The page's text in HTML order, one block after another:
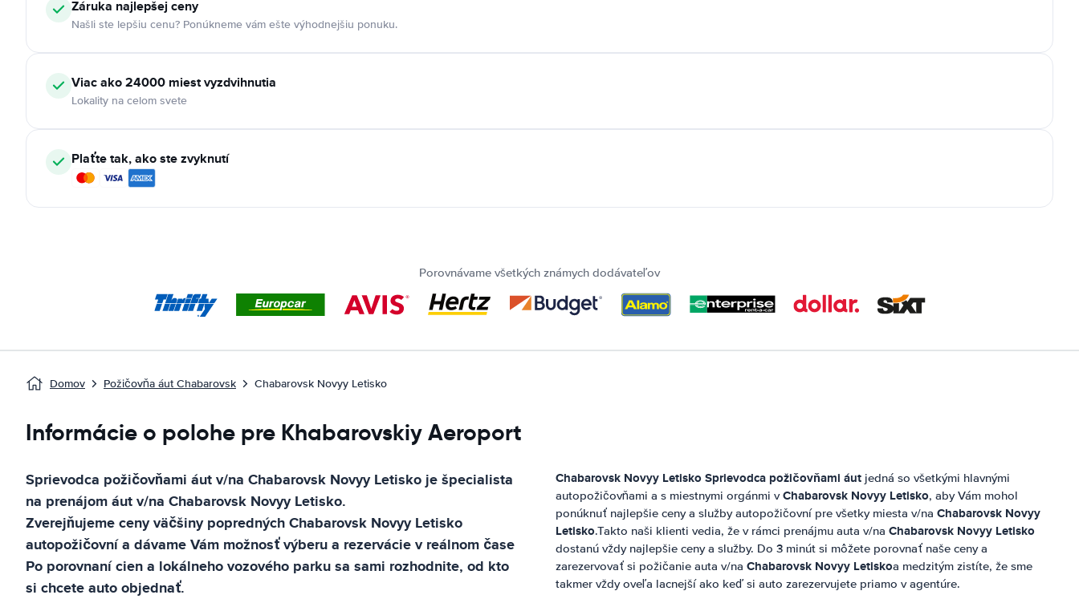
Záruka najlepšej ceny
Našli ste lepšiu cenu? Ponúkneme vám ešte výhodnejšiu ponuku.
Viac ako 24000 miest vyzdvihnutia
Lokality na celom svete
Plaťte tak, ako ste zvyknutí
Porovnávame všetkých známych dodávateľov
Domov Požičovňa áut Chabarovsk Chabarovsk Novyy Letisko
Informácie o polohe pre Khabarovskiy Aeroport
Sprievodca požičovňami áut v/na Chabarovsk Novyy Letisko je špecialista
na prenájom áut v/na Chabarovsk Novyy Letisko.
Zverejňujeme ceny väčšiny poprednýchChabarovsk Novyy Letisko
autopožičovní a dávame Vám možnosť výberu a rezervácie v reálnom čase
Po porovnaní cien a lokálneho vozového parku sa sami rozhodnite, od kto
si chcete auto objednať.
Chabarovsk Novyy Letisko Sprievodca požičovňami áut jedná so všetkými hlavnými
autopožičovňami a s miestnymi orgánmi vChabarovsk Novyy Letisko, aby Vám mohol
ponúknuť najlepšie ceny a služby autopožičovní pre všetky miesta v/na Chabarovsk Novyy
Letisko.Takto naši klienti vedia, že v rámci prenájmu auta v/na Chabarovsk Novyy Letisko
dostanú vždy najlepšie ceny a služby. Do 3 minút si môžete porovnať naše ceny a
zarezervovať si požičanie auta v/na Chabarovsk Novyy Letiskoa medzitým zistíte, že sme
takmer vždy oveľa lacnejší ako keď si auto zarezervujete priamo v agentúre.